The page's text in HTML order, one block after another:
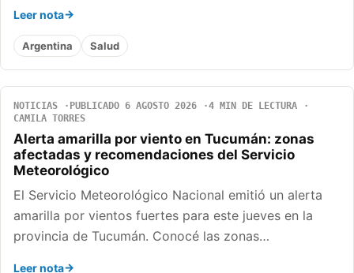
Leer nota
Argentina Salud
NOTICIAS PUBLICADO 6 AGOSTO 2026
4 MIN DE LECTURA
CAMILA TORRES
Alerta amarilla por viento en Tucumán: zonas
afectadas y recomendaciones del Servicio
Meteorológico
El Servicio Meteorológico Nacional emitió un alerta
amarilla por vientos fuertes para este jueves en la
provincia de Tucumán. Conocé las zonas…
Leer nota